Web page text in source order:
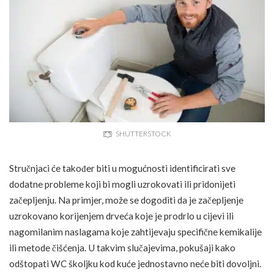
SHUTTERSTOCK
Stručnjaci će također biti u mogućnosti identificirati sve
dodatne probleme koji bi mogli uzrokovati ili pridonijeti
začepljenju. Na primjer, može se dogoditi da je začepljenje
uzrokovano korijenjem drveća koje je prodrlo u cijevi ili
nagomilanim naslagama koje zahtijevaju specifične kemikalije
ili metode čišćenja. U takvim slučajevima, pokušaji kako
odštopati WC školjku kod kuće jednostavno neće biti dovoljni.